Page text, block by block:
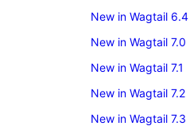
New in Wagtail 6.4
New in Wagtail 7.0
New in Wagtail 7.1
New in Wagtail 7.2
New in Wagtail 7.3